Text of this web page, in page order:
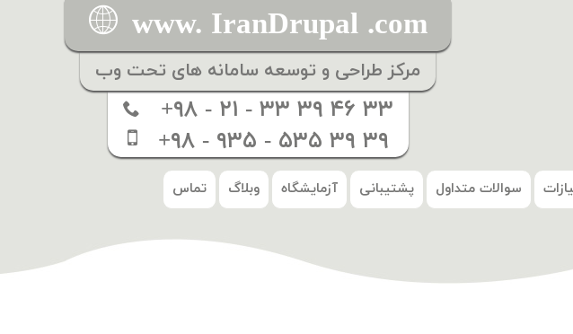
www. IranDrupal .com
مرکز طراحی و توسعه سامانه های تحت وب
+۹۸ - ۲۱ - ۳۳ ۳۹ ۴۶ ۳۳
+۹۸ - ۹۳۵ - ۵۳۵ ۳۹ ۳۹
سوالات متداول پشتیبانی آزمایشگاه وبلاگ تماس